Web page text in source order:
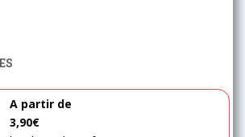
A partir de
3,90€